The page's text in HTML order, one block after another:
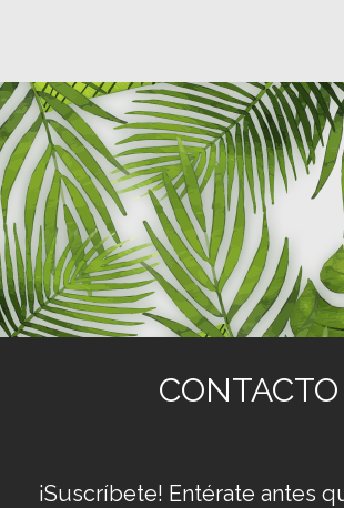
CONTACTO
¡Suscríbete! Entérate antes